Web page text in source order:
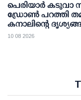
പെരിയാര്‍ കടുവാ
ഡ്രോണ്‍ പറത്തി
10 08 2026